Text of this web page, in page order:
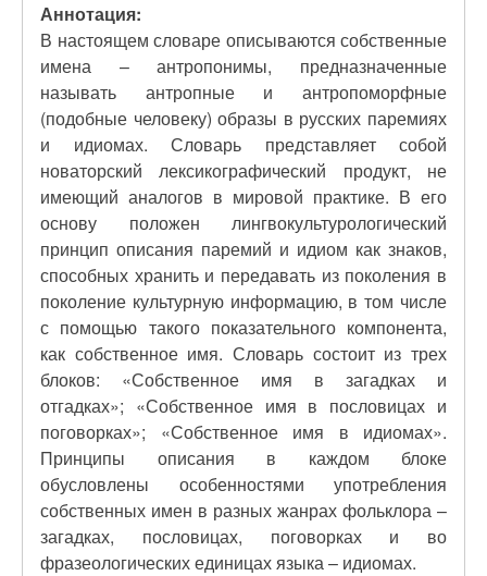
Аннотация:
В настоящем словаре описываются собственные
имена – антропонимы, предназначенные
называть антропные и антропоморфные
(подобные человеку) образы в русских паремиях
и идиомах. Словарь представляет собой
новаторский лексикографический продукт, не
имеющий аналогов в мировой практике. В его
основу положен лингвокультурологический
принцип описания паремий и идиом как знаков,
способных хранить и передавать из поколения в
поколение культурную информацию, в том числе
с помощью такого показательного компонента,
как собственное имя. Словарь состоит из трех
блоков: «Собственное имя в загадках и
отгадках»; «Собственное имя в пословицах и
поговорках»; «Собственное имя в идиомах».
Принципы описания в каждом блоке
обусловлены особенностями употребления
собственных имен в разных жанрах фольклора –
загадках, пословицах, поговорках и во
фразеологических единицах языка – идиомах.